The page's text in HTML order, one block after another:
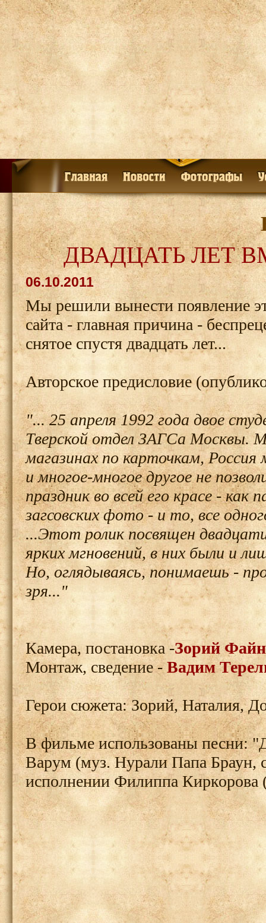
ДВАДЦАТЬ ЛЕТ
06.10.2011
Мы решили вынести появление
сайта - главная причина -
снятое спустя двадцать лет...
Авторское предисловие
"... 25 апреля 1992 года двое
Тверской отдел ЗАГСа Москвы.
магазинах по карточкам,
и многое-многое другое не
праздник во всей его красе -
загсовских фото - и то, все
...Этот ролик посвящен
ярких мгновений, в них были и
Но, оглядываясь, понимаешь -
зря..."
Камера, постановка -Зорий Файн
Монтаж, сведение -Вадим
Герои сюжета: Зорий, Наталия,
В фильме использованы песни:
Варум (муз. Нурали Папа Браун,
исполнении Филиппа Киркорова